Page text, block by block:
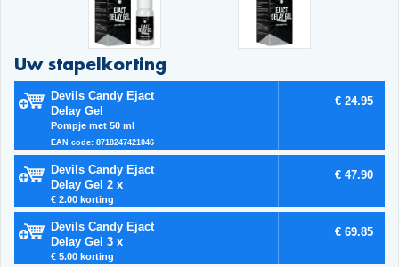
Uw stapelkorting
Devils Candy Ejact
Delay Gel
Pompje met 50 ml
EAN code: 8718247421046
€ 24.95
Devils Candy Ejact
Delay Gel 2 x
€ 2.00 korting
€ 47.90
Devils Candy Ejact
Delay Gel 3 x
€ 5.00 korting
€ 69.85